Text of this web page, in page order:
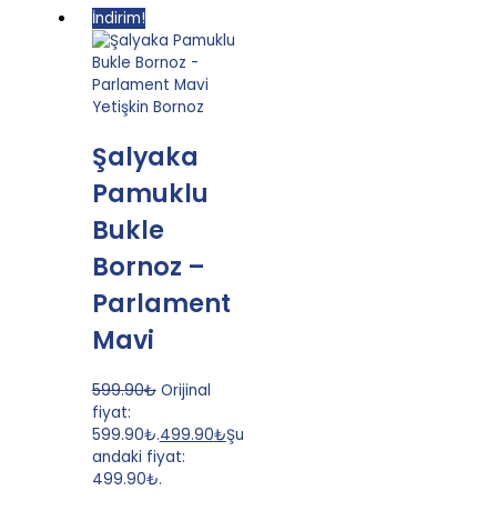
İndirim!
Yetişkin Bornoz
Şalyaka
Pamuklu
Bukle
Bornoz –
Parlament
Mavi
599.90₺ Orijinal
fiyat:
599.90₺.499.90₺Şu
andaki fiyat:
499.90₺.